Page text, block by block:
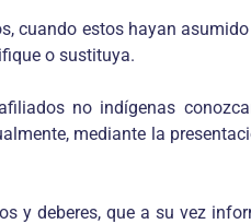
cuando estos hayan
o sustituya.
no indígenas
mediante la
y deberes, que a su vez